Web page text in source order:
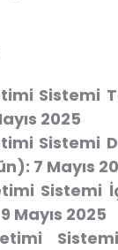
Sistemi
2025
Sistemi
7 Mayıs
Sistemi
Mayıs 2025